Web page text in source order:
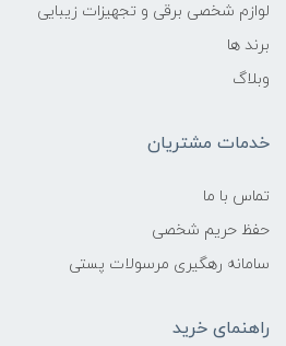
لوازم شخصی برقی و تجهیزات زیبایی
برند ها
وبلاگ
خدمات مشتریان
تماس با ما
حفظ حریم شخصی
سامانه رهگیری مرسولات پستی
راهنمای خرید